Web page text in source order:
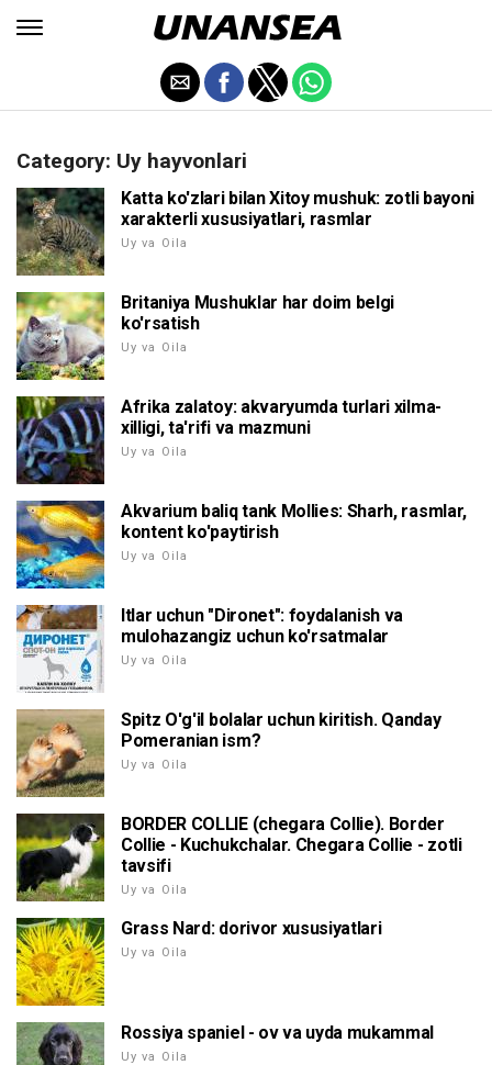
Category: Uy hayvonlari
Katta ko'zlari bilan Xitoy mushuk: zotli bayoni
xarakterli xususiyatlari, rasmlar
Uy va Oila
Britaniya Mushuklar har doim belgi
ko'rsatish
Uy va Oila
Afrika zalatoy: akvaryumda turlari xilma-
xilligi, ta'rifi va mazmuni
Uy va Oila
Akvarium baliq tank Mollies: Sharh, rasmlar,
kontent ko'paytirish
Uy va Oila
Itlar uchun "Dironet": foydalanish va
mulohazangiz uchun ko'rsatmalar
Uy va Oila
Spitz O'g'il bolalar uchun kiritish. Qanday
Pomeranian ism?
Uy va Oila
BORDER COLLIE (chegara Collie). Border
Collie - Kuchukchalar. Chegara Collie - zotli
tavsifi
Uy va Oila
Grass Nard: dorivor xususiyatlari
Uy va Oila
Rossiya spaniel - ov va uyda mukammal
Uy va Oila